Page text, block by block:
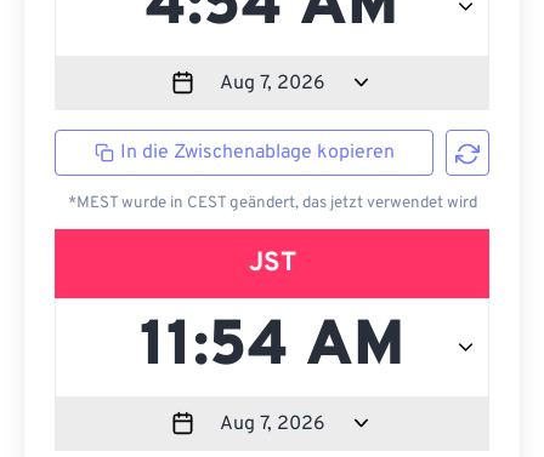
In die Zwischenablage kopieren
*MEST wurde in CEST geändert, das jetzt verwendet wird
JST